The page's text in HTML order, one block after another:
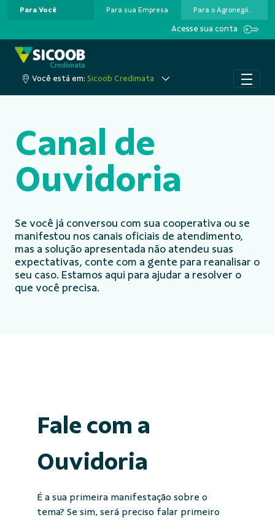
Pular para o Conteúdo principal
Para Você Para sua Empresa Para o Agronegócio
Acesse sua conta
Você está em: Sicoob Credimata
Canal de
Ouvidoria
Se você já conversou com sua cooperativa ou se
manifestou nos canais oficiais de atendimento,
mas a solução apresentada não atendeu suas
expectativas, conte com a gente para reanalisar o
seu caso. Estamos aqui para ajudar a resolver o
que você precisa.
Fale com a
Ouvidoria
É a sua primeira manifestação sobre o
tema? Se sim, será preciso falar primeiro